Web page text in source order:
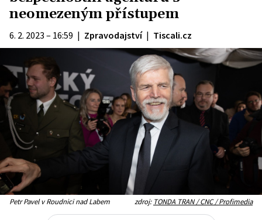
neomezeným přístupem
6. 2. 2023 – 16:59 | Zpravodajství | Tiscali.cz
Petr Pavel v Roudnici nad Labem zdroj: TONDA TRAN / CNC / Profimedia